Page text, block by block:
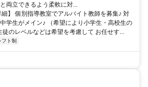
両立できるよう柔軟に対...
】 個別指導教室でアルバイト教師を募集♪ 対
学生がメイン♪ （希望により小学生・高校生の
徒のレベルなどは希望を考慮して お任せす...
フト制